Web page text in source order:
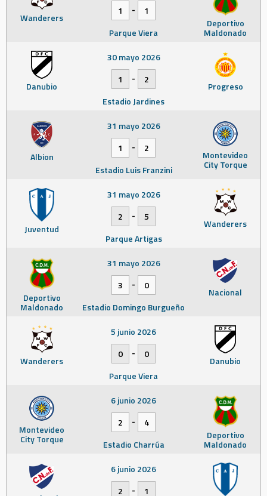
Wanderers Deportivo
Maldonado
1
-
1
Parque Viera
Danubio Progreso
30 mayo 2026
1
-
2
Estadio Jardines
Albion Montevideo
City Torque
31 mayo 2026
1
-
2
Estadio Luis Franzini
Juventud Wanderers
31 mayo 2026
2
-
5
Parque Artigas
Deportivo
Maldonado
Nacional
31 mayo 2026
3
-
0
Estadio Domingo Burgueño
Wanderers Danubio
5 junio 2026
0
-
0
Parque Viera
Montevideo
City Torque Deportivo
Maldonado
6 junio 2026
2
-
4
Estadio Charrúa
6 junio 2026
2
-
1